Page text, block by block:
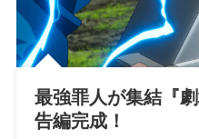
最強罪人が集結『
告編完成！